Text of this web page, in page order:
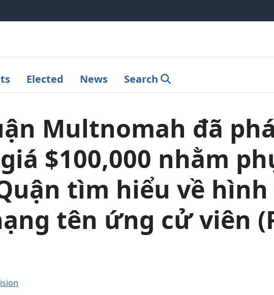
Elected News Search
Multnomah đã
$100,000 nhằm
tìm hiểu về
tên ứng cử viên